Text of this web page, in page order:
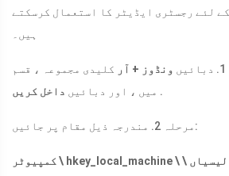
لئے رجسٹری ایڈیٹر کا استعمال کرسکتے
ہیں۔
ونڈوز + آر
میں ، اور دبائیں داخل کریں .
مرحلہ 2. مندرجہ ذیل مقام پر جائیں:
کمپیوٹر \ hkey_local_machine \ سافٹ ویئر \ پالیسیاں \